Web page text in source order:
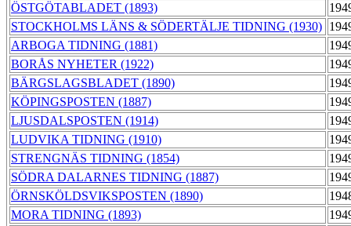
ÖSTGÖTABLADET (1893)
STOCKHOLMS LÄNS & SÖDERTÄLJE TIDNING (1930)
ARBOGA TIDNING (1881)
BORÅS NYHETER (1922)
BÄRGSLAGSBLADET (1890)
KÖPINGSPOSTEN (1887)
LJUSDALSPOSTEN (1914)
LUDVIKA TIDNING (1910)
STRENGNÄS TIDNING (1854)
SÖDRA DALARNES TIDNING (1887)
ÖRNSKÖLDSVIKSPOSTEN (1890)
MORA TIDNING (1893)